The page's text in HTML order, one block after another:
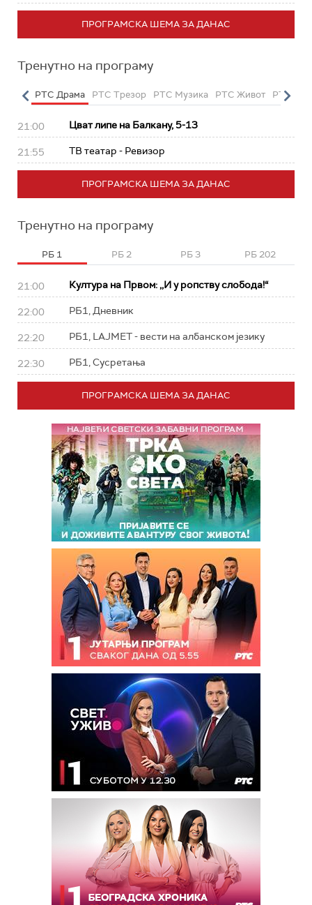
ПРОГРАМСКА ШЕМА ЗА ДАНАС
Тренутно на програму
РТС Драма РТС Трезор РТС Музика РТС Живот РТС
21:00 Цват липе на Балкану, 5-13
21:55 ТВ театар - Ревизор
ПРОГРАМСКА ШЕМА ЗА ДАНАС
Тренутно на програму
РБ 1 РБ 2 РБ 3 РБ 202
21:00 Култура на Првом: ,,И у ропству слобода!“
22:00 РБ1, Дневник
22:20 РБ1, LAJMET - вести на албанском језику
22:30 РБ1, Сусретања
ПРОГРАМСКА ШЕМА ЗА ДАНАС